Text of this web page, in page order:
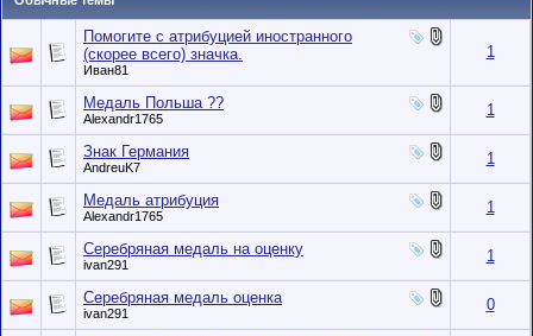
Помогите с атрибуцией иностранного
(скорее всего) значка.
Иван81
1
Медаль Польша ??
Alexandr1765 1
Знак Германия
AndreuK7 1
Медаль атрибуция
Alexandr1765 1
Серебряная медаль на оценку
ivan291 1
Серебряная медаль оценка
ivan291 0